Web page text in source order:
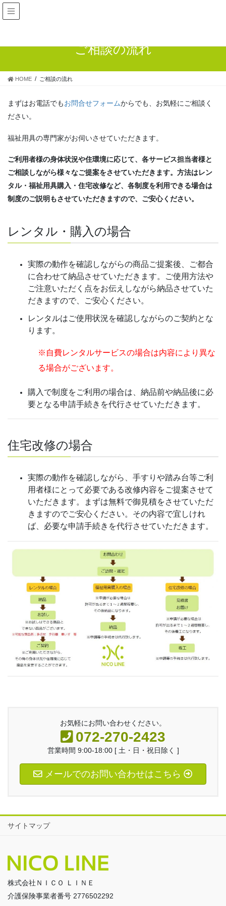
ご相談の流れ
HOME ご相談の流れ
まずはお電話でもお問合せフォームからでも、お気軽にご相談く
ださい。
福祉用具の専門家がお伺いさせていただきます。
ご利用者様の身体状況や住環境に応じて、各サービス担当者様と
ご相談しながら様々なご提案をさせていただきます。方法はレン
タル・福祉用具購入・住宅改修など、各制度を利用できる場合は
制度のご説明もさせていただきますので、ご安心ください。
レンタル・購入の場合
実際の動作を確認しながらの商品ご提案後、ご都合
に合わせて納品させていただきます。ご使用方法や
ご注意いただく点をお伝えしながら納品させていた
だきますので、ご安心ください。
レンタルはご使用状況を確認しながらのご契約とな
ります。
※自費レンタルサービスの場合は内容により異な
る場合がございます。
購入で制度をご利用の場合は、納品前や納品後に必
要となる申請手続きを代行させていただきます。
住宅改修の場合
実際の動作を確認しながら、手すりや踏み台等ご利
用者様にとって必要である改修内容をご提案させて
いただきます。まずは無料で御見積をさせていただ
きますのでご安心ください。その内容で宜しけれ
ば、必要な申請手続きを代行させていただきます。
お気軽にお問い合わせください。
072-270-2423
営業時間 9:00-18:00 [ 土・日・祝日除く ]
メールでのお問い合わせはこちら
サイトマップ
株式会社ＮＩＣＯ ＬＩＮＥ
介護保険事業者番号 2776502292